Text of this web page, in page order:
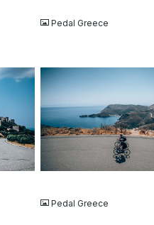
Pedal Greece
JPG
Pedal Greece